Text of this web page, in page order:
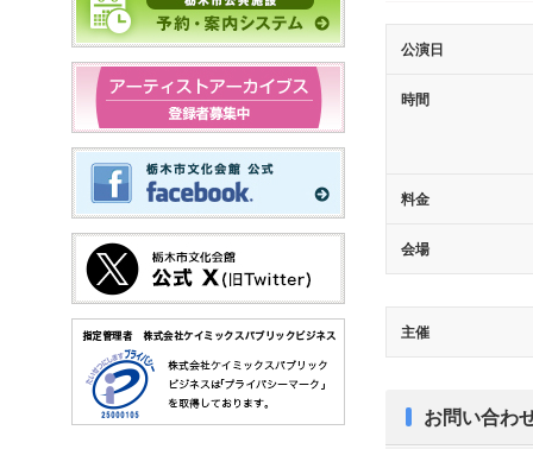
公演日
時間
料金
会場
主催
お問い合わ